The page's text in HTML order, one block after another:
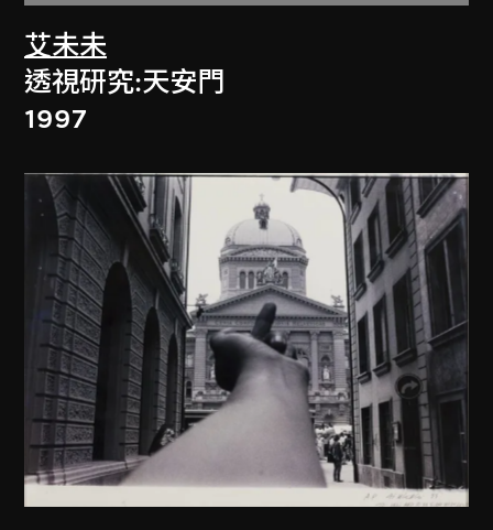
艾未未
透視研究:天安門
1997